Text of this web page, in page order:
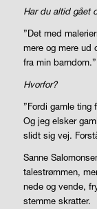
Har du altid gået
”Det med
mere og mere ud
fra min barndom.”
Hvorfor?
”Fordi gamle ting
Og jeg elsker
slidt sig vej.
Sanne
talestrømmen,
nede og vende,
stemme skratter.